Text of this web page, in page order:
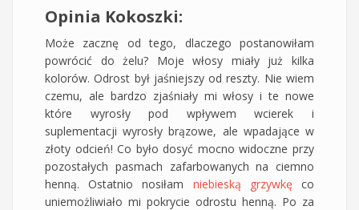
Opinia Kokoszki:
Może zacznę od tego, dlaczego postanowiłam
powrócić do żelu? Moje włosy miały już kilka
kolorów. Odrost był jaśniejszy od reszty. Nie wiem
czemu, ale bardzo zjaśniały mi włosy i te nowe
które wyrosły pod wpływem wcierek i
suplementacji wyrosły brązowe, ale wpadające w
złoty odcień! Co było dosyć mocno widoczne przy
pozostałych pasmach zafarbowanych na ciemno
henną. Ostatnio nosiłam niebieską grzywkę co
uniemożliwiało mi pokrycie odrostu henną. Po za